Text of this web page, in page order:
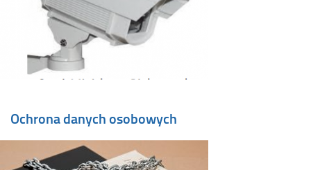
Ochrona danych osobowych